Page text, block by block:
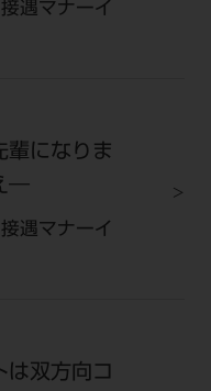
遇マナーイ
輩になりま
―
遇マナーイ
は双方向コ